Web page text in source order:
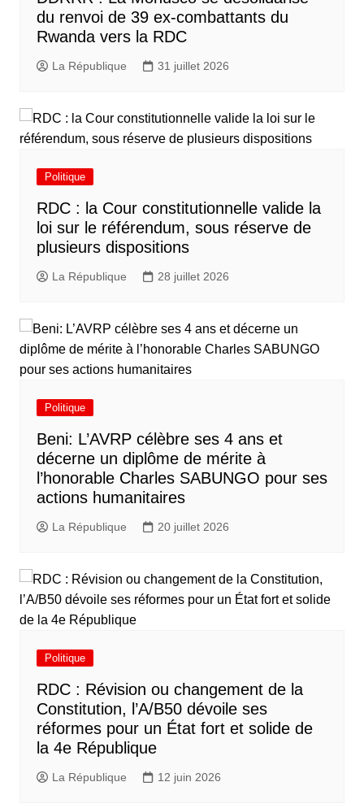
du renvoi de 39 ex-combattants du
Rwanda vers la RDC
La République 31 juillet 2026
Politique
RDC : la Cour constitutionnelle valide la
loi sur le référendum, sous réserve de
plusieurs dispositions
La République 28 juillet 2026
Politique
Beni: L’AVRP célèbre ses 4 ans et
décerne un diplôme de mérite à
l’honorable Charles SABUNGO pour ses
actions humanitaires
La République 20 juillet 2026
Politique
RDC : Révision ou changement de la
Constitution, l’A/B50 dévoile ses
réformes pour un État fort et solide de
la 4e République
La République 12 juin 2026